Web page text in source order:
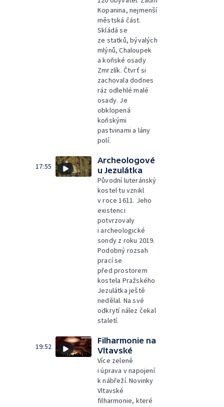
Kopanina, nejmenší
městská část.
Skládá se
ze statků, bývalých
mlýnů, Chaloupek
a koňské osady
Zmrzlík. Čtvrť si
zachovala dodnes
ráz odlehlé malé
osady. Je
obklopená
koňskými
pastvinami a lány
polí.
17:55
Archeologové
u Jezulátka
Původní luteránský
kostel tu vznikl
v roce 1611. Jeho
existenci
potvrzovaly
i archeologické
sondy z roku 2019.
Podobný rozsah
prací se
před prostorem
kostela Pražského
Jezulátka ještě
nedělal. Na své
odkrytí nález čekal
staletí.
19:52
Filharmonie na
Vltavské
Více zeleně
i úprava v napojení
k nábřeží. Novinky
Vltavské
filharmonie, které